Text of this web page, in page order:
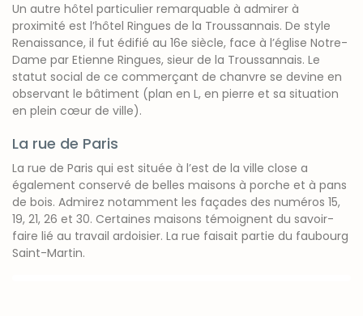
Un autre hôtel particulier remarquable à admirer à
proximité est l’hôtel Ringues de la Troussannais. De style
Renaissance, il fut édifié au 16e siècle, face à l’église Notre-
Dame par Etienne Ringues, sieur de la Troussannais. Le
statut social de ce commerçant de chanvre se devine en
observant le bâtiment (plan en L, en pierre et sa situation
en plein cœur de ville).
La rue de Paris
La rue de Paris qui est située à l’est de la ville close a
également conservé de belles maisons à porche et à pans
de bois. Admirez notamment les façades des numéros 15,
19, 21, 26 et 30. Certaines maisons témoignent du savoir-
faire lié au travail ardoisier. La rue faisait partie du faubourg
Saint-Martin.